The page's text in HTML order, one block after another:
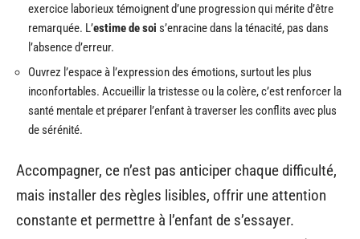
exercice laborieux témoignent d’une progression qui mérite d’être
remarquée. L’estime de soi s’enracine dans la ténacité, pas dans
l’absence d’erreur.
Ouvrez l’espace à l’expression des émotions, surtout les plus
inconfortables. Accueillir la tristesse ou la colère, c’est renforcer la
santé mentale et préparer l’enfant à traverser les conflits avec plus
de sérénité.
Accompagner, ce n’est pas anticiper chaque difficulté,
mais installer des règles lisibles, offrir une attention
constante et permettre à l’enfant de s’essayer.